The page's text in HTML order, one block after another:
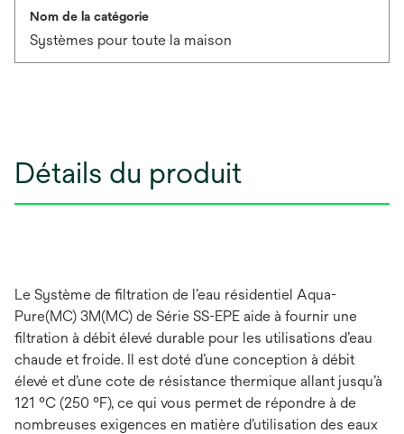
Nom de la catégorie
Systèmes pour toute la maison
Détails du produit
Le Système de filtration de l’eau résidentiel Aqua-
Pure(MC) 3M(MC) de Série SS-EPE aide à fournir une
filtration à débit élevé durable pour les utilisations d’eau
chaude et froide. Il est doté d’une conception à débit
élevé et d’une cote de résistance thermique allant jusqu’à
121 °C (250 °F), ce qui vous permet de répondre à de
nombreuses exigences en matière d’utilisation des eaux